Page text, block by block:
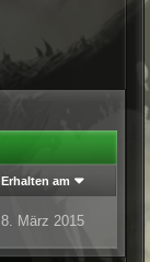
Erhalten am
8. März 2015